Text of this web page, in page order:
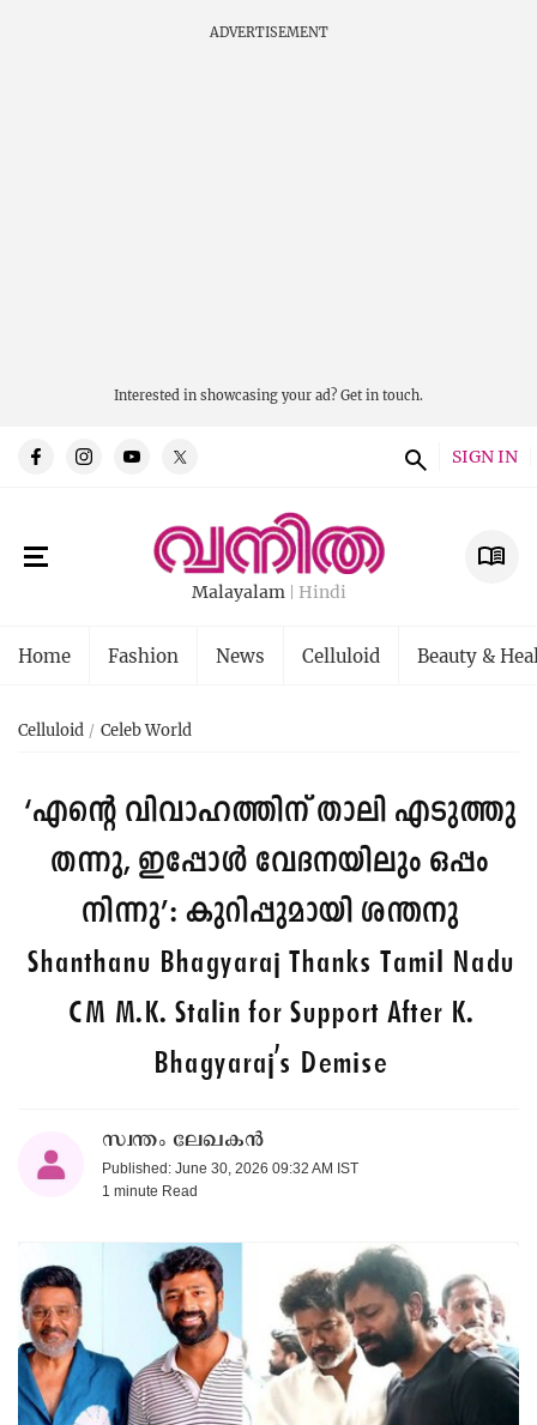
ADVERTISEMENT
Interested in showcasing your ad? Get in touch.
SIGN IN
Malayalam Hindi
Home Fashion News Celluloid Beauty &
Celluloid Celeb World
‘എന്റെ വിവാഹത്തിന് താലി എടുത്തു
തന്നു, ഇപ്പോൾ വേദനയിലും ഒപ്പം
നിന്നു’: കുറിപ്പുമായി ശന്തനു
Shanthanu Bhagyaraj Thanks Tamil Nadu
CM M.K. Stalin for Support After K.
Bhagyaraj's Demise
സ്വന്തം ലേഖകൻ
Published: June 30, 2026 09:32 AM IST
1 minute Read